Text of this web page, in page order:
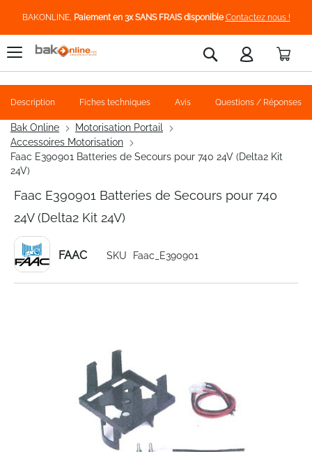
BAKONLINE, Paiement en 3x SANS FRAIS disponible Contactez nous !
Rechercher
Bak Online
Motorisation Portail
Accessoires Motorisation
Faac E390901 Batteries de Secours pour 740 24V (Delta2 Kit
24V)
Faac E390901 Batteries de Secours pour 740
24V (Delta2 Kit 24V)
FAAC SKU Faac_E390901
Description Fiches techniques Avis Questions / Réponses